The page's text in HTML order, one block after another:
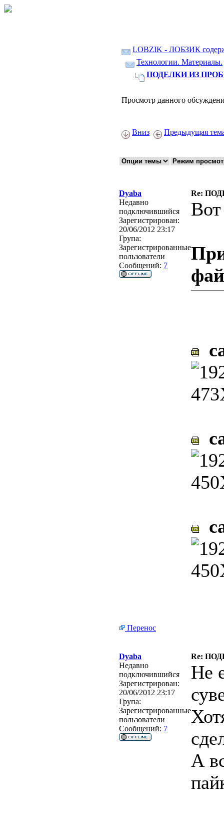
LOBZIK - ЛОБЗИК
Технологии. Материалы.
ПОДЕЛКИ ИЗ
Просмотр данного
Вниз Предыдущая
Dyaba
Re:
Недавно
подключившийся
Зарегистрирован:
20/06/2012 23:17
Група:
Зарегистрированные
пользователи
Сообщений: 7
Перенос
Dyaba
Re:
Недавно
подключившийся
Зарегистрирован:
20/06/2012 23:17
Група:
Зарегистрированные
пользователи
Сообщений: 7
Не
А